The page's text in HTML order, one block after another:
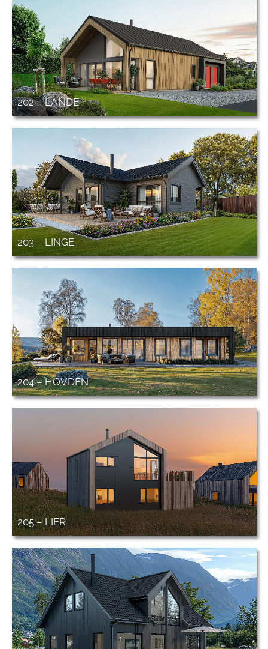
202 – LANDE
203 – LINGE
204 – HOVDEN
205 – LIER